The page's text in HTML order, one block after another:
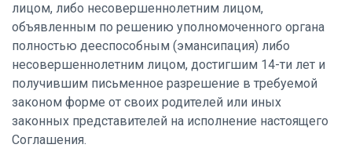
лицом, либо несовершеннолетним лицом,
объявленным по решению уполномоченного органа
полностью дееспособным (эмансипация) либо
несовершеннолетним лицом, достигшим 14-ти лет и
получившим письменное разрешение в требуемой
законом форме от своих родителей или иных
законных представителей на исполнение настоящего
Соглашения.